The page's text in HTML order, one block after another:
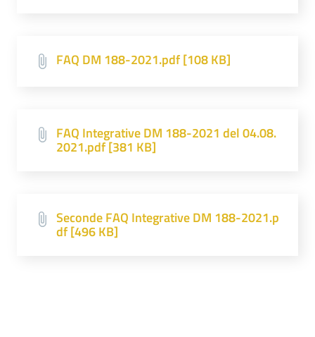
FAQ DM 188-2021.pdf [108 KB]
FAQ Integrative DM 188-2021 del 04.08.
2021.pdf [381 KB]
Seconde FAQ Integrative DM 188-2021.p
df [496 KB]